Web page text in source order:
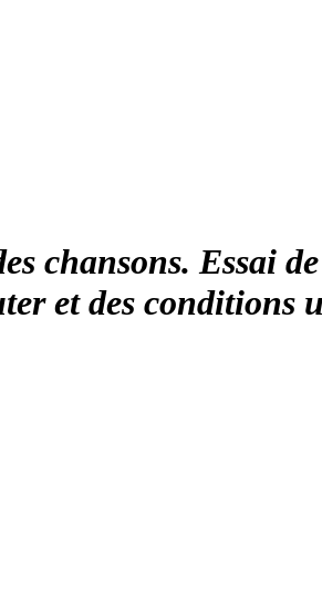
chansons. Essai
et des conditions